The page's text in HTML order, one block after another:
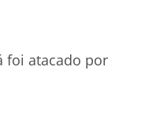
foi atacado por